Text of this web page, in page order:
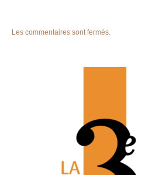
Les commentaires sont fermés.